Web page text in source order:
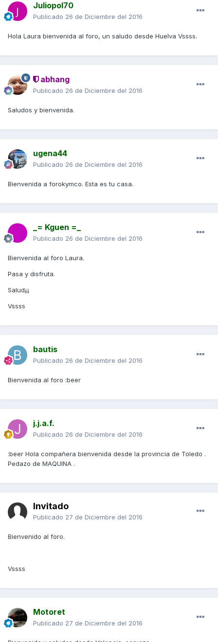
Juliopol70
Publicado 26 de Diciembre del 2016
Hola Laura bienvenida al foro, un saludo desde Huelva Vssss.
abhang
Publicado 26 de Diciembre del 2016
Saludos y bienvenida.
ugena44
Publicado 26 de Diciembre del 2016
Bienvenida a forokymco. Esta es tu casa.
_= Kguen =_
Publicado 26 de Diciembre del 2016
Bienvenida al foro Laura.
Pasa y disfruta.
Salud¡¡¡
Vssss
bautis
Publicado 26 de Diciembre del 2016
Bienvenida al foro :beer
j.j.a.f.
Publicado 26 de Diciembre del 2016
:beer Hola compañera bienvenida desde la provincia de Toledo .
Pedazo de MAQUINA .
Invitado
Publicado 27 de Diciembre del 2016
Bienvenido al foro.
Vssss
Motoret
Publicado 27 de Diciembre del 2016